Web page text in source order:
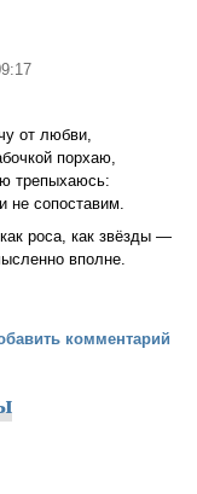
от любви,
порхаю,
трепыхаюсь:
не сопоставим.
роса, как звёзды —
вполне.
комментарий